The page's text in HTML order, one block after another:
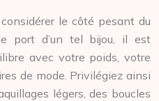
le côté pesant du
port d’un tel bijou, il est
avec votre poids, votre
de mode. Privilégiez ainsi
légers, des boucles